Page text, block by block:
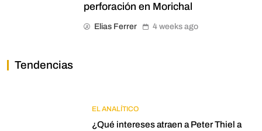
perforación en Morichal
Elias Ferrer 4 weeks ago
Tendencias
EL ANALÍTICO
¿Qué intereses atraen a Peter Thiel a